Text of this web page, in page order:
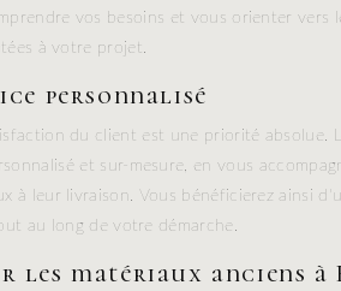
vos besoins et vous orienter vers
à votre projet.
personnalisé
du client est une priorité absolue.
et sur-mesure, en vous
à leur livraison. Vous bénéficierez ainsi
au long de votre démarche.
les matériaux anciens à